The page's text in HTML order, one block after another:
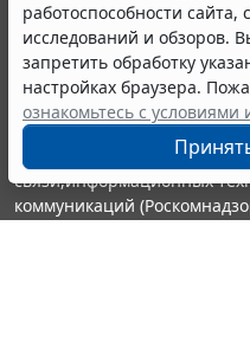
работоспособности сайта,
исследований и обзоров.
запретить обработку
настройках браузера.
ознакомьтесь с условиями
© ООО "НПП "ГАРАНТ-
выпускается с 1990 года.
являются участниками
информации ГАРАНТ.
Портал ГАРАНТ.РУ
издания Федеральной
связи,информационных
коммуникаций